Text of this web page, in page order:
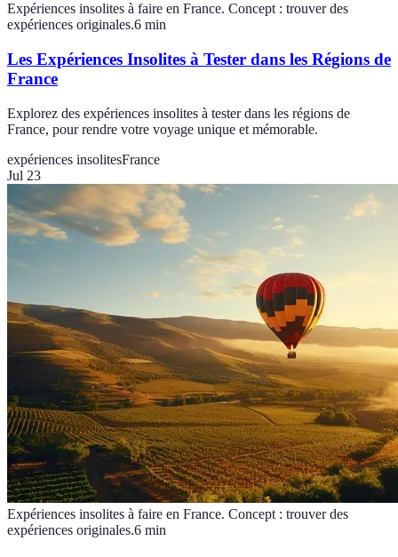
Expériences insolites à faire en France. Concept : trouver des
expériences originales.6 min
Les Expériences Insolites à Tester dans les Régions de
France
Explorez des expériences insolites à tester dans les régions de
France, pour rendre votre voyage unique et mémorable.
expériences insolitesFrance
Jul 23
Expériences insolites à faire en France. Concept : trouver des
expériences originales.6 min